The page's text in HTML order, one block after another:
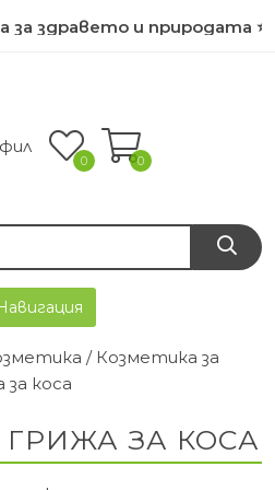
здравето и природата ⭐⭐⭐
0 0
/ Козметика за
за коса
ЗА КОСА